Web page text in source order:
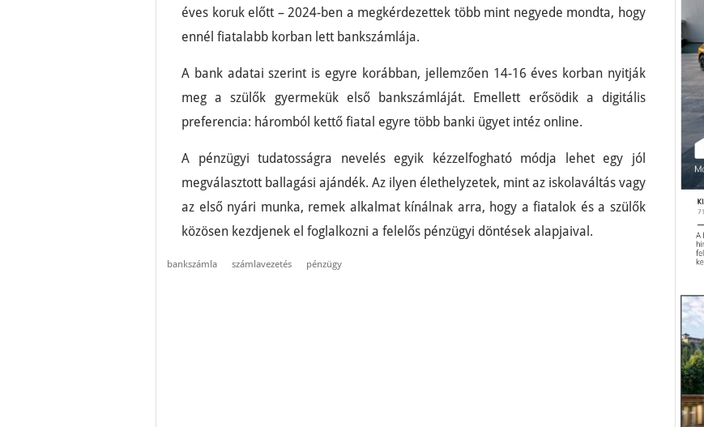
éves koruk előtt – 2024-ben a megkérdezettek több mint negyede mondta, hogy
ennél fiatalabb korban lett bankszámlája.
A bank adatai szerint is egyre korábban, jellemzően 14-16 éves korban nyitják
meg a szülők gyermekük első bankszámláját. Emellett erősödik a digitális
preferencia: háromból kettő fiatal egyre több banki ügyet intéz online.
A pénzügyi tudatosságra nevelés egyik kézzelfogható módja lehet egy jól
megválasztott ballagási ajándék. Az ilyen élethelyzetek, mint az iskolaváltás vagy
az első nyári munka, remek alkalmat kínálnak arra, hogy a fiatalok és a szülők
közösen kezdjenek el foglalkozni a felelős pénzügyi döntések alapjaival.
bankszámla számlavezetés pénzügy